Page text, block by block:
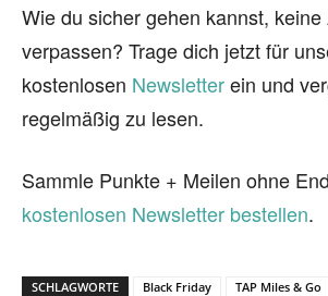
Wie du sicher gehen kannst,
verpassen? Trage dich jetzt für
kostenlosen Newsletterein und
regelmäßig zu lesen.
Sammle Punkte + Meilen ohne
kostenlosen Newsletter bestellen.
SCHLAGWORTE Black Friday TAP Miles & Go